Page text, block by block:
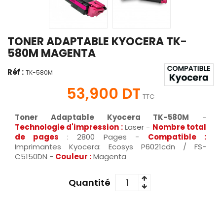
TONER ADAPTABLE KYOCERA TK-
580M MAGENTA
Réf : TK-580M
53,900 DT TTC
Toner Adaptable Kyocera TK-580M -
Technologie d'impression :Laser - Nombre total
de pages : 2800 Pages - Compatible :
Imprimantes Kyocera: Ecosys P6021cdn / FS-
C5150DN - Couleur :Magenta
Quantité